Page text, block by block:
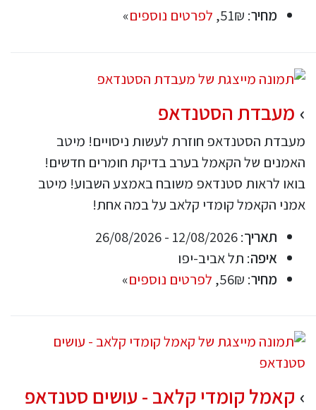
מחיר: 51₪, לפרטים נוספים»
מעבדת הסטנדאפ
מעבדת הסטנדאפ חוזרת לעשות ניסויים! מיטב
האמנים של הקאמל בערב בדיקת חומרים חדשים!
בואו לראות סטנדאפ משובח באמצע השבוע! מיטב
אמני הקאמל קומדי קלאב על במה אחת!
תאריך: 12/08/2026 - 26/08/2026
איפה: תל אביב-יפו
מחיר: 56₪, לפרטים נוספים»
קאמל קומדי קלאב - עושים סטנדאפ